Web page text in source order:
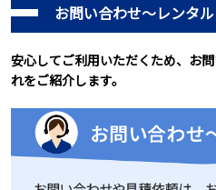
お問い合わせ～レンタ
安心してご利用いただくため、お
れをご紹介します。